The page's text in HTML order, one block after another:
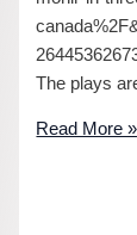
The plays
Read More »